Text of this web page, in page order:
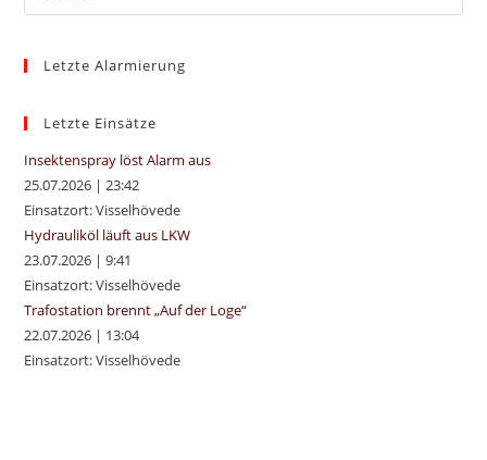
Letzte Alarmierung
Letzte Einsätze
Insektenspray löst Alarm aus
25.07.2026 |23:42
Einsatzort: Visselhövede
Hydrauliköl läuft aus LKW
23.07.2026 |9:41
Einsatzort: Visselhövede
Trafostation brennt „Auf der Loge“
22.07.2026 | 13:04
Einsatzort: Visselhövede